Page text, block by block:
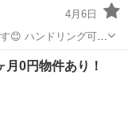
4月6日
フクロモモンガ
月0円物件あり！